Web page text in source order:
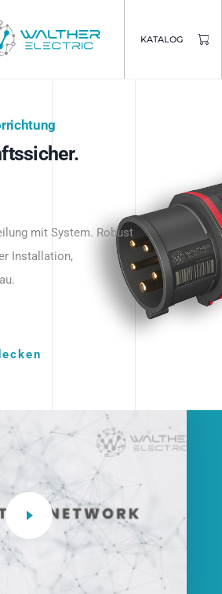
KATALOG
Stromverteilung
hier.
mit System. Robust
Installation,
Energie.
IP-geschützt und